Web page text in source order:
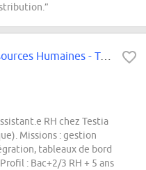
Testia SAS - Assistant.e Ressources Humaines - Toulouse
RH chez Testia
Missions : gestion
tableaux de bord
: Bac+2/3 RH + 5 ans